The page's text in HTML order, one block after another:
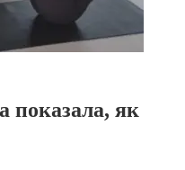
показала, як